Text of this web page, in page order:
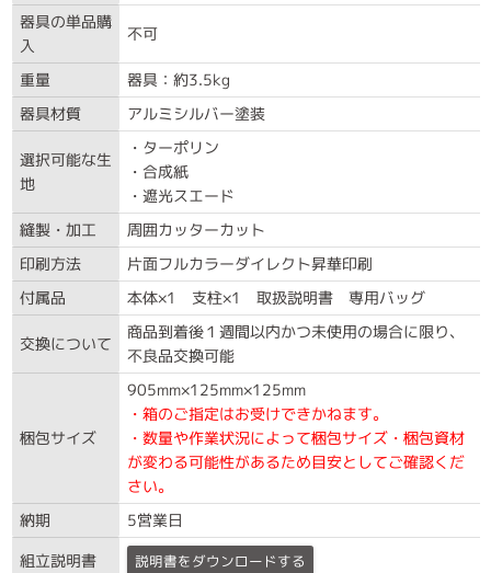
器具の単品購
入
不可
重量
器具：約3.5kg
器具材質
アルミシルバー塗装
選択可能な生
地
・ターポリン
・合成紙
・遮光スエード
縫製・加工
周囲カッターカット
印刷方法
片面フルカラーダイレクト昇華印刷
付属品
本体×1 支柱×1 取扱説明書 専用バッグ
交換について
商品到着後１週間以内かつ未使用の場合に限り、
不良品交換可能
梱包サイズ
905mm×125mm×125mm
・箱のご指定はお受けできかねます。
・数量や作業状況によって梱包サイズ・梱包資材
が変わる可能性があるため目安としてご確認くだ
さい。
納期
5営業日
組立説明書
説明書をダウンロードする